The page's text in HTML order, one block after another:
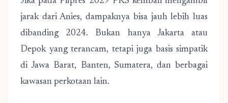
jarak dari Anies, dampaknya bisa jauh lebih luas
dibanding 2024. Bukan hanya Jakarta atau
Depok yang terancam, tetapi juga basis simpatik
di Jawa Barat, Banten, Sumatera, dan berbagai
kawasan perkotaan lain.